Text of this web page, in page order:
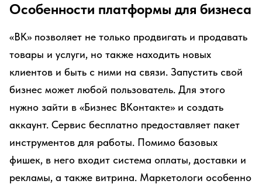
Особенности платформы для бизнеса
«ВК» позволяет не только продвигать и продавать
товары и услуги, но также находить новых
клиентов и быть с ними на связи. Запустить свой
бизнес может любой пользователь. Для этого
нужно зайти в «Бизнес ВКонтакте» и создать
аккаунт. Сервис бесплатно предоставляет пакет
инструментов для работы. Помимо базовых
фишек, в него входит система оплаты, доставки и
рекламы, а также витрина. Маркетологи особенно